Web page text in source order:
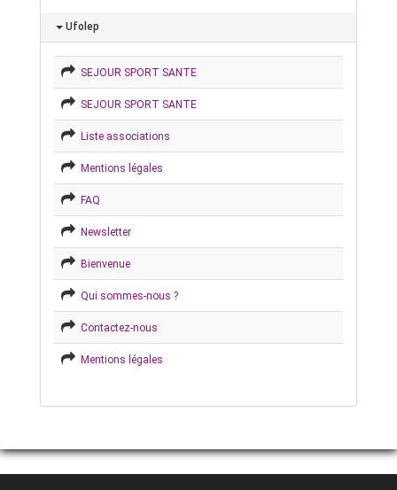
Ufolep
SEJOUR SPORT SANTE
SEJOUR SPORT SANTE
Liste associations
Mentions légales
FAQ
Newsletter
Bienvenue
Qui sommes-nous ?
Contactez-nous
Mentions légales